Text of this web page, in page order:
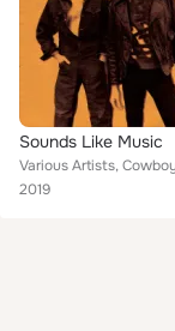
Sounds Like Music
2019